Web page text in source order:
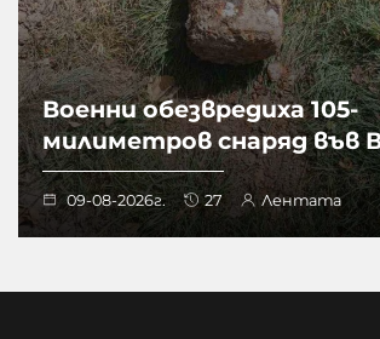
Военни обезвредиха 105-
милиметров снаряд във
09-08-2026г. 27 Лентата